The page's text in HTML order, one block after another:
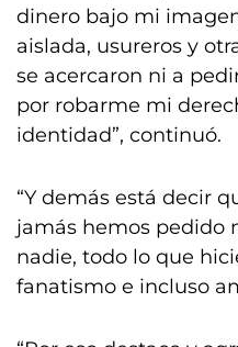
dinero bajo mi
aislada, usureros y
se acercaron ni a
por robarme mi
identidad”, continuó.
“Y demás está decir
jamás hemos pedido
nadie, todo lo que
fanatismo e incluso